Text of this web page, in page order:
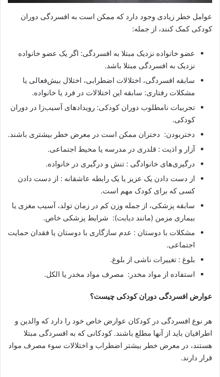
عوامل خطر زیادی وجود دارد که ممکن است به افسردگی دوران
کودکی کمک کنند، از جمله:
عضو خانواده نزدیک مبتلا به افسردگی: اگر یک عضو خانواده
نزدیک به افسردگی مبتلا باشد.
سابقه افسردگی، اختلالات اضطرابی، اختلال بیش‌فعالی یا
مشکلات رفتاری: سابقه این اختلالات در فرد یا خانواده.
تجربیات نامطلوب دوران کودکی: رویدادهای آسیب‌زا در دوران
کودکی.
دختربودن: دختران ممکن است در معرض خطر بیشتری باشند.
آزار و اذیت : قلدری در مدرسه یا محیط اجتماعی.
درگیری‌های خانوادگی : تنش و درگیری در خانواده.
از دست دادن یک عزیز یا یک رابطه عاشقانه : از دست دادن
کسی که برای کودک مهم است.
سابقه پزشکی، از جمله وزن کم در زمان تولد، آسیب مغزی یا
بیماری مزمن (مانند دیابت): شرایط پزشکی خاص.
مشکلات با دوستان : عدم سازگاری با دوستان یا فقدان حمایت
اجتماعی.
بلوغ : تغییرات ناشی از بلوغ.
استفاده از مواد مخدر: مصرف مواد مخدر یا الکل.
عوارض افسردگی دوران کودکی چیست؟
هر نوع افسردگی در کودکان عوارض خاص خود را دارد که والدین و
اطرافیان باید از آنها مطلع باشند. کودکانی که به افسردگی مبتلا
هستند، در معرض خطر بیشتر اضطراب و اختلالات سوء مصرف مواد
قرار دارند.